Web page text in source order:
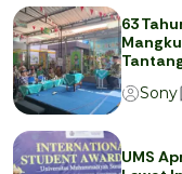
63
Sony
UMS